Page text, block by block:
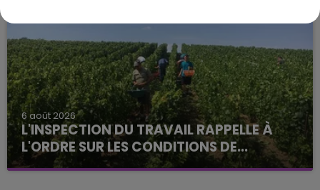
jamais vu !
6 août 2026
L'INSPECTION DU TRAVAIL RAPPELLE À
L'ORDRE SUR LES CONDITIONS DE...
Alors que les dates de début des vendange 2026